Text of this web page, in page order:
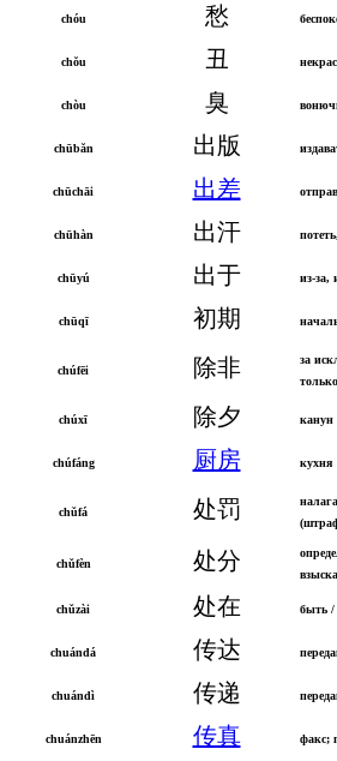
chóu 愁
chǒu 丑
chòu 臭
chūbǎn 出版
chūchāi 出差
chūhàn 出汗
chūyú 出于 из-за,
chūqī 初期
chúfēi 除非
за
chúxī 除夕 канун
chúfáng 厨房 кухня
chǔfá 处罚
chǔfèn 处分
chǔzài 处在 быть /
chuándá 传达
chuándì 传递
chuánzhēn 传真 факс;